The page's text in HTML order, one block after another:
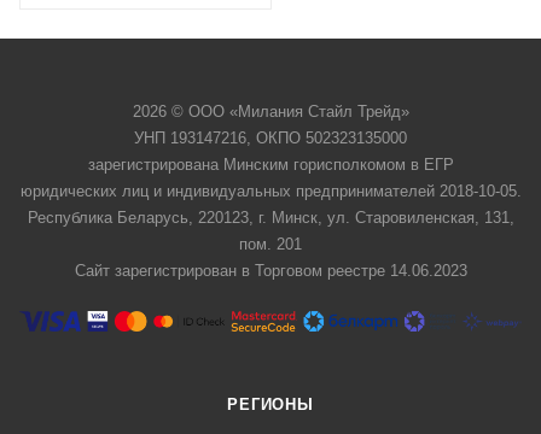
2026 © ООО «Милания Стайл Трейд»
УНП 193147216, ОКПО 502323135000
зарегистрирована Минским горисполкомом в ЕГР
юридических лиц и индивидуальных предпринимателей 2018-10-05.
Республика Беларусь, 220123, г. Минск, ул. Старовиленская, 131,
пом. 201
Сайт зарегистрирован в Торговом реестре 14.06.2023
РЕГИОНЫ